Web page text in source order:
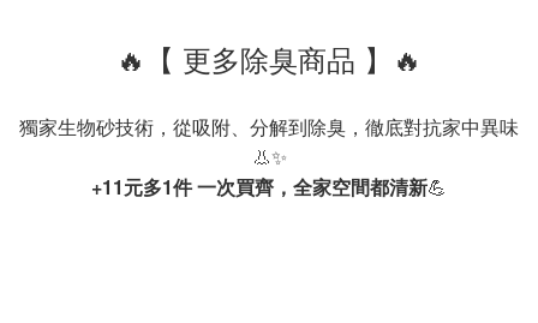
🔥【 更多除臭商品 】🔥
獨家生物砂技術，從吸附、分解到除臭，徹底對抗家中異味
👃✨
+11元多1件 一次買齊，全家空間都清新💪